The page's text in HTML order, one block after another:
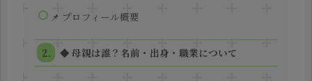
📌 プロフィール概要
◆ 母親は誰？名前・出身・職業について